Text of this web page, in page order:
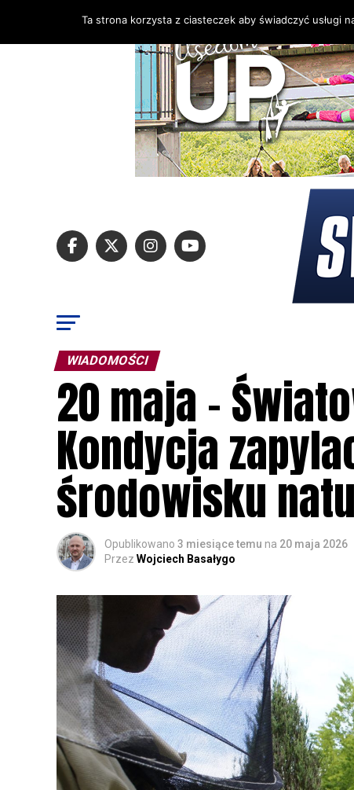
WIADOMOŚCI
20 maja –
Kondycja
środowisku
Opublikowano 3 miesiące temu na 20 maja 2026
Przez Wojciech Basałygo
Ta strona korzysta z ciasteczek aby świadczyć usługi